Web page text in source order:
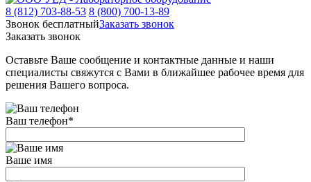
8 (812) 703-88-53 8 (800) 700-13-89
Звонок бесплатныйЗаказать звонок
Заказать звонок
Оставьте Ваше сообщение и контактные данные и наши
специалисты свяжутся с Вами в ближайшее рабочее время для
решения Вашего вопроса.
Ваш телефон*
Ваше имя